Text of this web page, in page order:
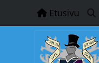
Etusivu